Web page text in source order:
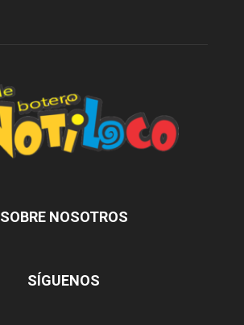
SOBRE NOSOTROS
SÍGUENOS